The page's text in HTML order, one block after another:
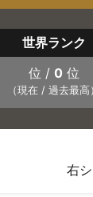
世界ランク
位 / 0 位
（現在 / 過去最高
右